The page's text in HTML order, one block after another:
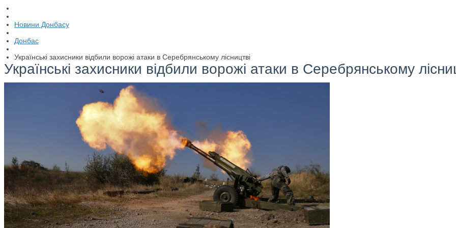
Новини Донбасу
Донбас
Українські захисники відбили ворожі атаки в Серебрянському лісництві
Українські захисники відбили ворожі атаки в Серебрянському